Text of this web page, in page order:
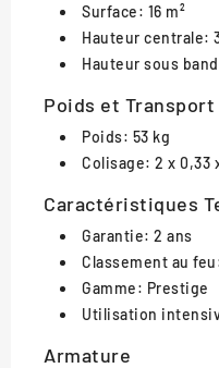
Surface: 16 m²
Hauteur centrale:
Hauteur sous
Poids et Transport
Poids: 53 kg
Colisage: 2 x 0,33
Caractéristiques
Garantie: 2 ans
Classement au
Gamme: Prestige
Utilisation
Armature